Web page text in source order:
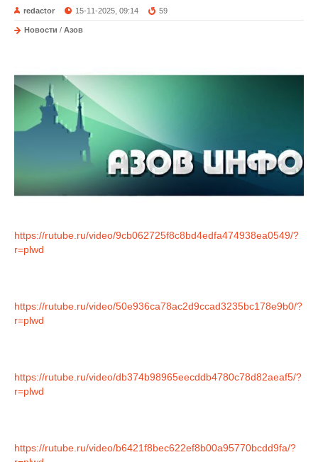
redactor 15-11-2025, 09:14 59
Новости / Азов
https://rutube.ru/video/9cb062725f8c8bd4edfa474938ea0549/?
r=plwd
https://rutube.ru/video/50e936ca78ac2d9ccad3235bc178e9b0/?
r=plwd
https://rutube.ru/video/db374b98965eecddb4780c78d82aeaf5/?
r=plwd
https://rutube.ru/video/b6421f8bec622ef8b00a95770bcdd9fa/?